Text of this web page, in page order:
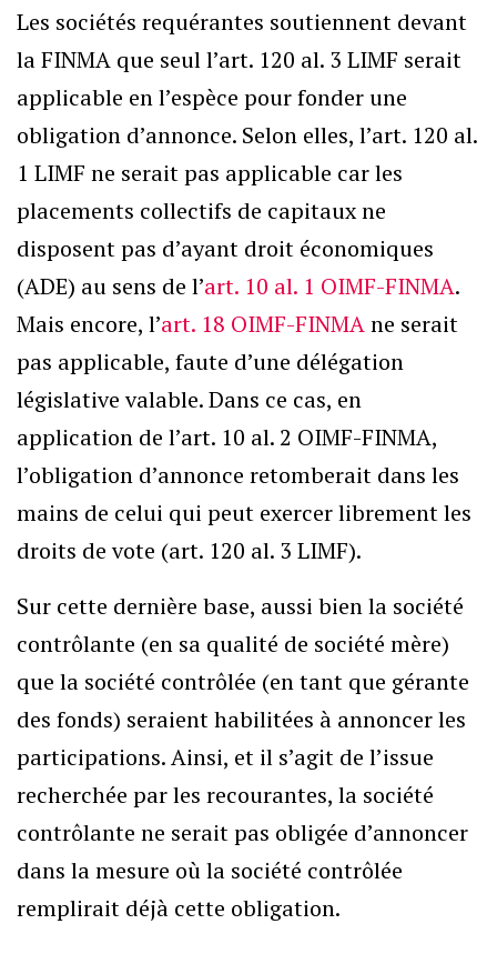
Les sociétés requérantes soutiennent devant
la FINMA que seul l’art. 120 al. 3 LIMF serait
applicable en l’espèce pour fonder une
obligation d’annonce. Selon elles, l’art. 120 al.
1 LIMF ne serait pas applicable car les
placements collectifs de capitaux ne
disposent pas d’ayant droit économiques
(ADE) au sens de l’art. 10 al. 1 OIMF-FINMA.
Mais encore, l’art. 18 OIMF-FINMAne serait
pas applicable, faute d’une délégation
législative valable. Dans ce cas, en
application de l’art. 10 al. 2 OIMF-FINMA,
l’obligation d’annonce retomberait dans les
mains de celui qui peut exercer librement les
droits de vote (art. 120 al. 3 LIMF).
Sur cette dernière base, aussi bien la société
contrôlante (en sa qualité de société mère)
que la société contrôlée (en tant que gérante
des fonds) seraient habilitées à annoncer les
participations. Ainsi, et il s’agit de l’issue
recherchée par les recourantes, la société
contrôlante ne serait pas obligée d’annoncer
dans la mesure où la société contrôlée
remplirait déjà cette obligation.